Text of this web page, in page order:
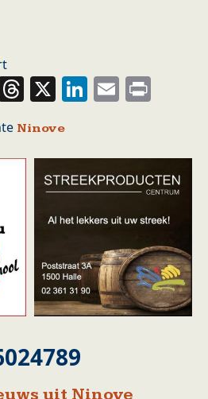
Threads
X LinkedIn
Email
Ninove
uit Ninove